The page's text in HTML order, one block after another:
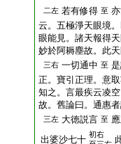
二左 若有修得 至
云。五極淨天眼境
眼能見。諸天報得
妙於阿耨塵故。此
三右 一切通中 至
正。寶引正理。意
知之。言最疾云凌
故。舊論曰。通惠
三左 大徳説言 至
出婆沙七十 初右